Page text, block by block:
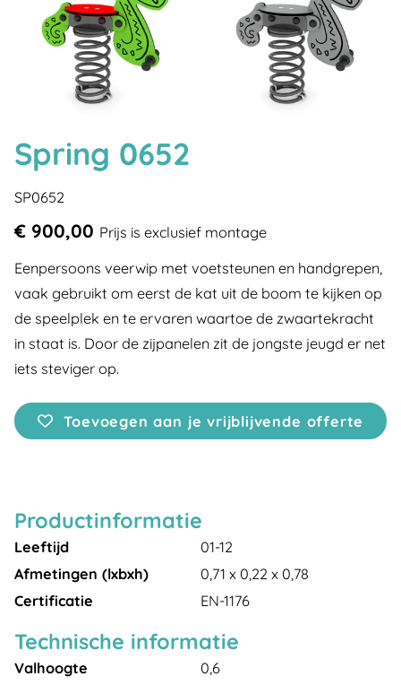
Spring 0652
SP0652
€ 900,00 Prijs is exclusief montage
Eenpersoons veerwip met voetsteunen en handgrepen,
vaak gebruikt om eerst de kat uit de boom te kijken op
de speelplek en te ervaren waartoe de zwaartekracht
in staat is. Door de zijpanelen zit de jongste jeugd er net
iets steviger op.
Toevoegen aan je vrijblijvende offerte
Productinformatie
Leeftijd
01-12
Afmetingen (lxbxh)
0,71 x 0,22 x 0,78
Certificatie
EN-1176
Technische informatie
Valhoogte
0,6